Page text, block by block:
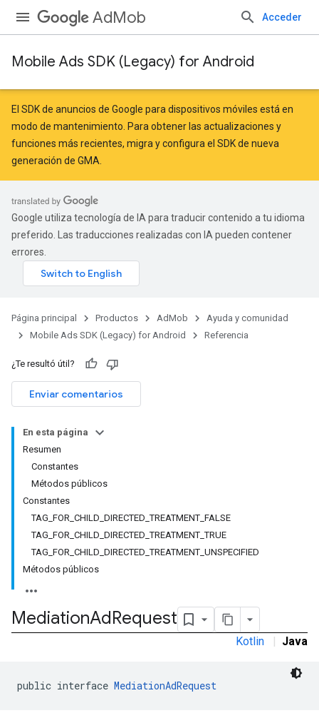
AdMob Acceder
Mobile Ads SDK (Legacy) for Android
El SDK de anuncios de Google para dispositivos móviles está en
modo de mantenimiento. Para obtener las actualizaciones y
funciones más recientes, migra yconfigura el SDK de nueva
generación de GMA
Google utiliza tecnología de IA para traducir contenido a tu idioma
preferido. Las traducciones realizadas con IA pueden contener
errores.
Página principal Productos AdMob
Ayuda y comunidad
Mobile Ads SDK (Legacy) for Android
Referencia
¿Te resultó útil?
Enviar comentarios
En esta página
Resumen
Constantes
Métodos públicos
Constantes
TAG_FOR_CHILD_DIRECTED_TREATMENT_FALSE
TAG_FOR_CHILD_DIRECTED_TREATMENT_TRUE
TAG_FOR_CHILD_DIRECTED_TREATMENT_UNSPECIFIED
Métodos públicos
MediationAdRequest
Kotlin | Java
public interface MediationAdRequest